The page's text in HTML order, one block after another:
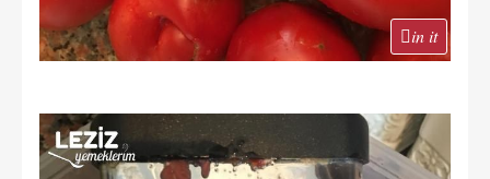
in it